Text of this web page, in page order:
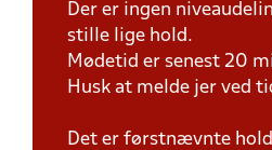
Der er ingen
stille lige hold.
Mødetid er senest 20
Husk at melde jer ved
Det er førstnævnte